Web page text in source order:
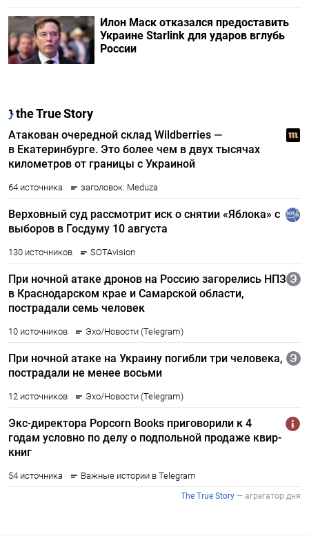
Илон Маск отказался предоставить
Украине Starlink для ударов вглубь
России